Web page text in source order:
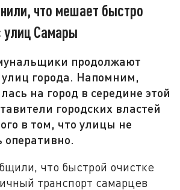
что мешает быстро
улиц Самары
продолжают
улиц города. Напомним,
на город в середине этой
городских властей
в том, что улицы не
оперативно.
что быстрой очистке
транспорт самарцев